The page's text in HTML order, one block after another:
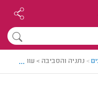
> נתניה והסביבה > עורך דין
...